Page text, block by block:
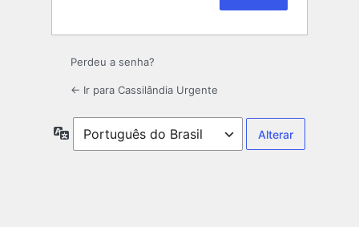
Perdeu a senha?
← Ir para Cassilândia Urgente
Idioma